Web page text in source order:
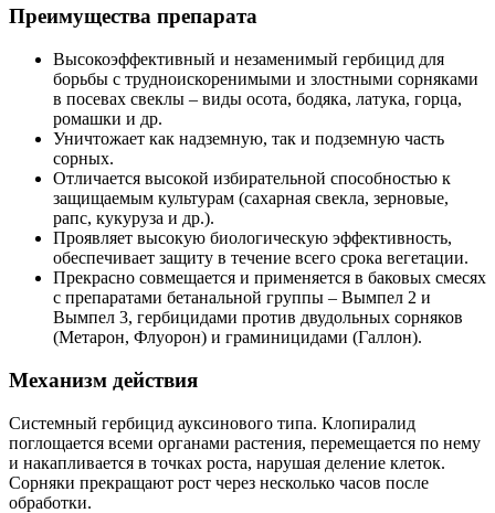
Преимущества препарата
Высокоэффективный и незаменимый гербицид для
борьбы с трудноискоренимыми и злостными сорняками
в посевах свеклы – виды осота, бодяка, латука, горца,
ромашки и др.
Уничтожает как надземную, так и подземную часть
сорных.
Отличается высокой избирательной способностью к
защищаемым культурам (сахарная свекла, зерновые,
рапс, кукуруза и др.).
Проявляет высокую биологическую эффективность,
обеспечивает защиту в течение всего срока вегетации.
Прекрасно совмещается и применяется в баковых смесях
с препаратами бетанальной группы – Вымпел 2 и
Вымпел 3, гербицидами против двудольных сорняков
(Метарон, Флуорон) и граминицидами (Галлон).
Механизм действия
Системный гербицид ауксинового типа. Клопиралид
поглощается всеми органами растения, перемещается по нему
и накапливается в точках роста, нарушая деление клеток.
Сорняки прекращают рост через несколько часов после
обработки.